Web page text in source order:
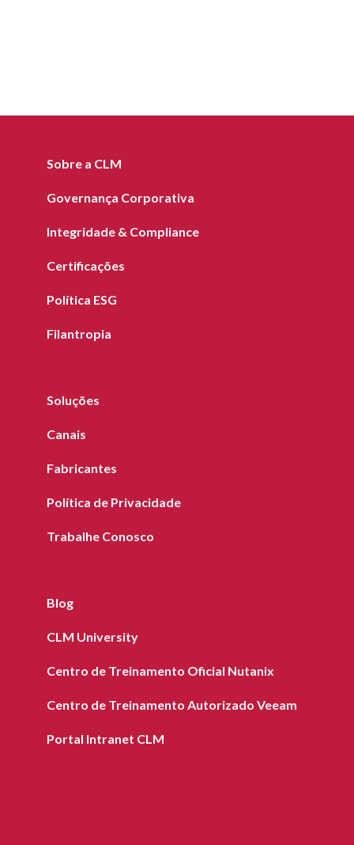
Sobre a CLM
Governança Corporativa
Integridade & Compliance
Certificações
Política ESG
Filantropia
Soluções
Canais
Fabricantes
Política de Privacidade
Trabalhe Conosco
Blog
CLM University
Centro de Treinamento Oficial Nutanix
Centro de Treinamento Autorizado Veeam
Portal Intranet CLM